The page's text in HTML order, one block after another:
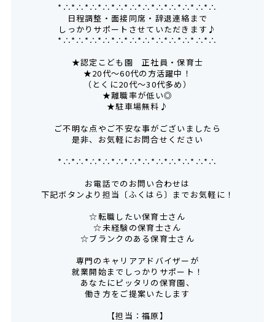
*∴*∴*∴*∴*∴*∴*∴*∴*∴*∴*∴*∴
日程調整・面接同席・辞退連絡まで
しっかりサポートさせていただきます♪
*∴*∴*∴*∴*∴*∴*∴*∴*∴*∴*∴*∴
★認定こども園 正社員・保育士
★20代～60代の方活躍中！
（とくに20代～30代多め）
★離職率が低い◎
★駐車場無料♪
ご不明な点やご不安な事がございましたら
是非、お気軽にお問合せください
*∴*∴*∴*∴*∴*∴*∴*∴*∴*∴*∴*∴
お電話でのお問い合わせは
下記ボタンより担当〔ふくはら〕までお気軽に！
☆転職したい保育士さん
☆未経験の保育士さん
☆ブランクのある保育士さん
専門のキャリアアドバイザーが
就業開始までしっかりサポート！
あなたにピッタリの保育園、
働き方をご提案いたします
【担当：福原】